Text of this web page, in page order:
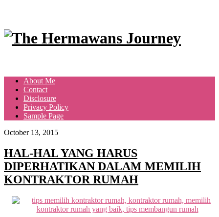
About Me
Contact
Disclosure
Privacy Policy
Sample Page
October 13, 2015
HAL-HAL YANG HARUS
DIPERHATIKAN DALAM MEMILIH
KONTRAKTOR RUMAH